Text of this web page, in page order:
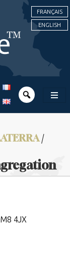
FRANÇAIS
ENGLISH
/
4JX